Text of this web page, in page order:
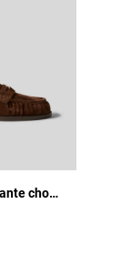
Mocasines de ante chocolate